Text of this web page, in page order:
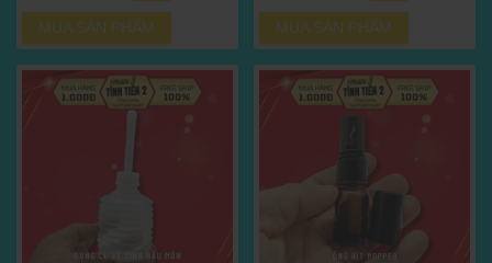
MUA SẢN PHẨM MUA SẢN PHẨM